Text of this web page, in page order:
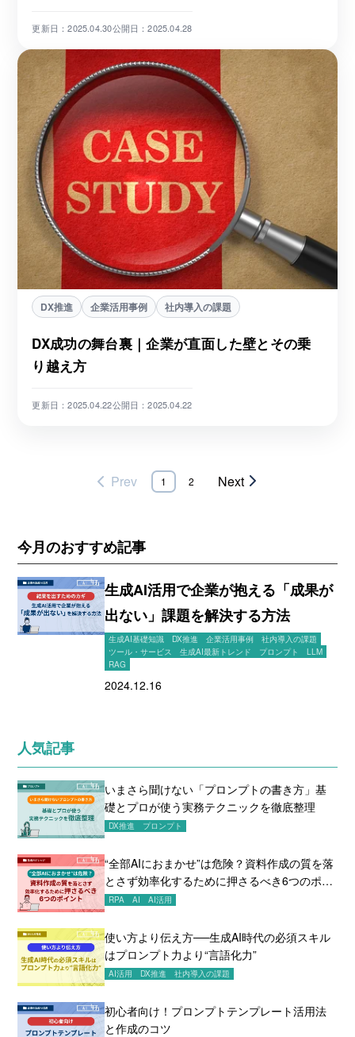
更新日：2025.04.30公開日：2025.04.28
DX推進 企業活用事例 社内導入の課題
DX成功の舞台裏｜企業が直面した壁とその乗
り越え方
更新日：2025.04.22公開日：2025.04.22
Prev 1 2 Next
今月のおすすめ記事
生成AI活用で企業が抱える「成果が
出ない」課題を解決する方法
生成AI基礎知識 DX推進 企業活用事例
社内導入の課題
ツール・サービス
生成AI最新トレンド プロンプト
LLM
RAG
2024.12.16
人気記事
いまさら聞けない「プロンプトの書き方」基
礎とプロが使う実務テクニックを徹底整理
DX推進 プロンプト
“全部AIにおまかせ”は危険？資料作成の質を落
とさず効率化するために押さるべき6つのポイ
ント
RPA AI AI活用
使い方より伝え方──生成AI時代の必須スキル
はプロンプト力より“言語化力”
AI活用 DX推進 社内導入の課題
初心者向け！プロンプトテンプレート活用法
と作成のコツ